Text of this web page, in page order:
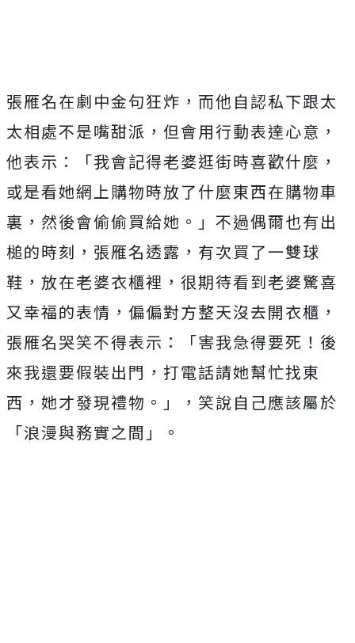
張雁名在劇中金句狂炸，而他自認私下跟太
太相處不是嘴甜派，但會用行動表達心意，
他表示：「我會記得老婆逛街時喜歡什麼，
或是看她網上購物時放了什麼東西在購物車
裏，然後會偷偷買給她。」不過偶爾也有出
槌的時刻，張雁名透露，有次買了一雙球
鞋，放在老婆衣櫃裡，很期待看到老婆驚喜
又幸福的表情，偏偏對方整天沒去開衣櫃，
張雁名哭笑不得表示：「害我急得要死！後
來我還要假裝出門，打電話請她幫忙找東
西，她才發現禮物。」，笑說自己應該屬於
「浪漫與務實之間」。